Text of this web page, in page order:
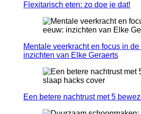
Flexitarisch eten: zo doe je dat!
Mentale veerkracht en focus in
inzichten van Elke Geraerts
Een betere nachtrust met 5